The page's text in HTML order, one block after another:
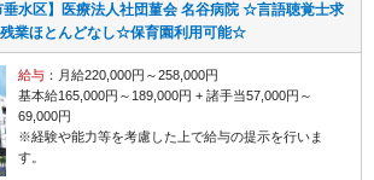
垂水区】医療法人社団菫会 名谷病院 ☆言語聴覚士求
業ほとんどなし☆保育園利用可能☆
給与：月給220,000円～258,000円
基本給165,000円～189,000円 + 諸手当57,000円～
69,000円
※経験や能力等を考慮した上で給与の提示を行いま
す。